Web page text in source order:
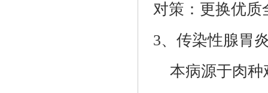
对策：更换优质
3、传染性腺胃
本病源于肉种